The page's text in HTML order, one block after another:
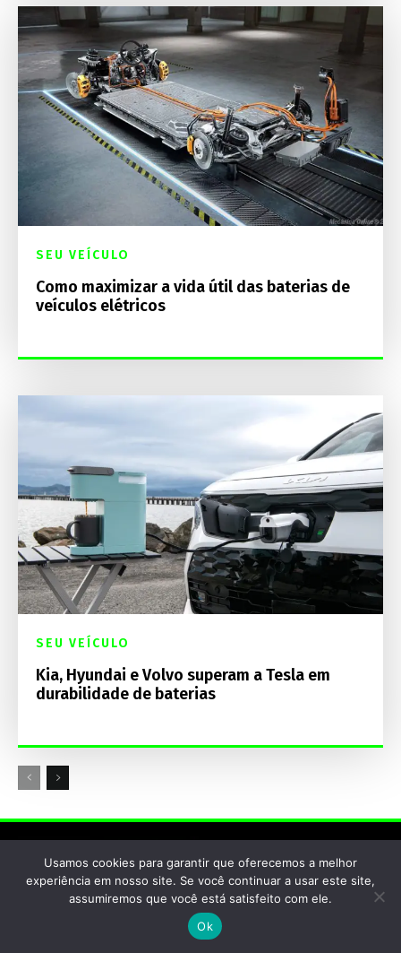
SEU VEÍCULO
Como maximizar a vida útil das baterias de
veículos elétricos
SEU VEÍCULO
Kia, Hyundai e Volvo superam a Tesla em
durabilidade de baterias
Usamos cookies para garantir que oferecemos a melhor
experiência em nosso site. Se você continuar a usar este site,
assumiremos que você está satisfeito com ele.
Ok